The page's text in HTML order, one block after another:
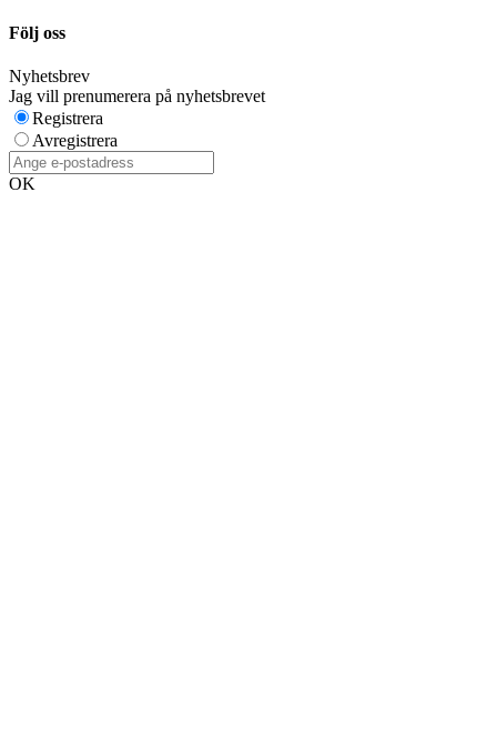
Följ oss
Nyhetsbrev
Jag vill prenumerera på nyhetsbrevet
Registrera
Avregistrera
OK